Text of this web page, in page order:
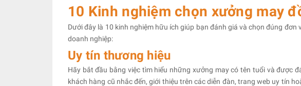
10 Kinh nghiệm chọn xưởng may
Dưới đây là 10 kinh nghiệm hữu ích giúp bạn đánh giá và chọn đúng
doanh nghiệp:
Uy tín thương hiệu
Hãy bắt đầu bằng việc tìm hiểu những xưởng may có tên tuổi và được
khách hàng cũ nhắc đến, giới thiệu trên các diễn đàn, trang web uy tín